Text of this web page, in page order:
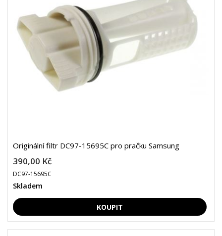
Originální filtr DC97-15695C pro pračku Samsung
390,00 Kč
DC97-15695C
Skladem